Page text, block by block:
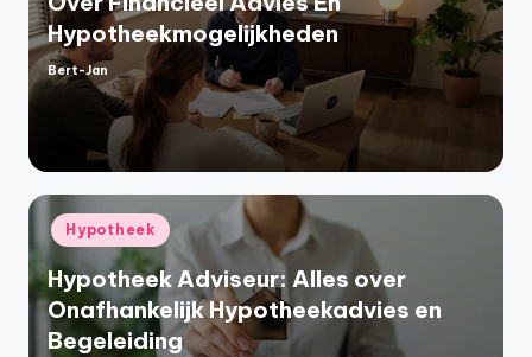
Hypotheekmogelijkheden
Geplaatst
Bert-Jan
Geplaatst
in
Hypotheek
Hypotheek Adviseur: Alles over
Onafhankelijk Hypotheekadvies en
Begeleiding